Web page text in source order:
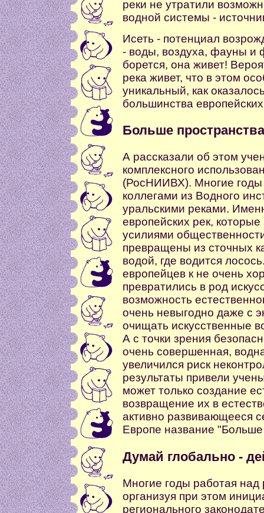
реки не утратили
водной системы -
Исеть - потенциал
- воды, воздуха, фауны и
борется, она живет!
река живет, что в этом
уникальный, как
большинства
Больше
А рассказали об этом
комплексного
(РосНИИВХ). Многие годы
коллегами из Водного
уральскими реками.
европейских рек, которые
усилиями
превращены из сточных
водой, где водится
европейцев к не очень
превратились в род
возможность
очень невыгодно даже с
очищать искусственные
А с точки зрения
очень совершенная,
увеличился риск
результаты привели
может только создание
возвращение их в
активно развивающееся
Европе название
Думай глобально -
Многие годы работая
организуя при этом
регионального